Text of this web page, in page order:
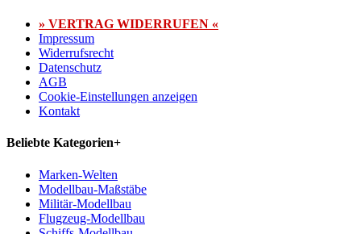
» VERTRAG WIDERRUFEN «
Impressum
Widerrufsrecht
Datenschutz
AGB
Cookie-Einstellungen anzeigen
Kontakt
Beliebte Kategorien+
Marken-Welten
Modellbau-Maßstäbe
Militär-Modellbau
Flugzeug-Modellbau